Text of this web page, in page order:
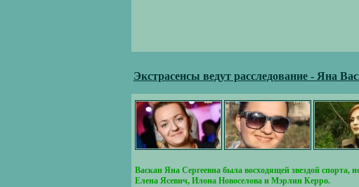
Экстрасенсы ведут расследование - Яна
Васкан Яна Сергеевна была восходящей звездой спорта,
Елена Ясевич, Илона Новоселова и Мэрлин Керро.